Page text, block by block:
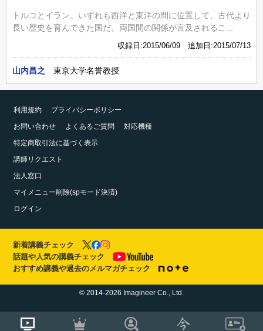
トルコとイラン。いずれも西洋と東洋の間に位置して、古代より
長い歴史を育んできた国だ。両国間の関係が言及されるこ...
収録日:2015/06/09 追加日:2015/07/13
山内昌之 東京大学名誉教授
利用規約
プライバシーポリシー
お問い合わせ
よくあるご質問
対応機種
特定商取引法に基づく表示
講師リクエスト
法人窓口
マイメニュー削除(spモード決済)
ログイン
新着講義チェック
話題や人気の講義チェック
おすすめ講義や過去のメルマガチェック
© 2014-2026 Imagineer Co., Ltd.